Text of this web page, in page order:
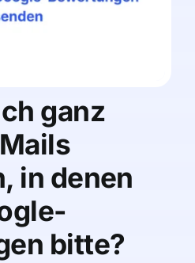
ganz
in denen
bitte?